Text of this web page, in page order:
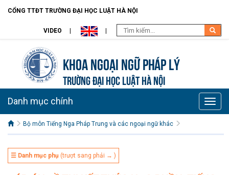
CỔNG TTĐT TRƯỜNG ĐẠI HỌC LUẬT HÀ NỘI
VIDEO
Khoa Ngoại ngữ pháp lý
TRƯỜNG ĐẠI HỌC LUẬT HÀ NỘI
Toggle
Danh mục chính
Bộ môn Tiếng Nga Pháp Trung và các ngoại ngữ khác
☰ Danh mục phụ (trượt sang phải → )